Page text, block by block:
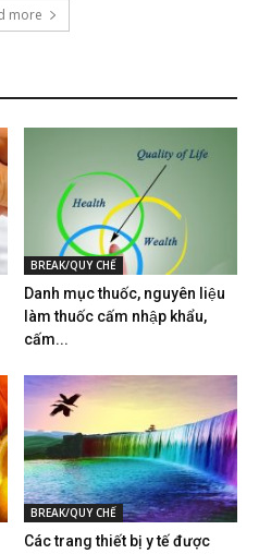
more
BREAK/QUY CHẾ
Danh mục thuốc, nguyên liệu
làm thuốc cấm nhập khẩu,
cấm...
BREAK/QUY CHẾ
Các trang thiết bị y tế được